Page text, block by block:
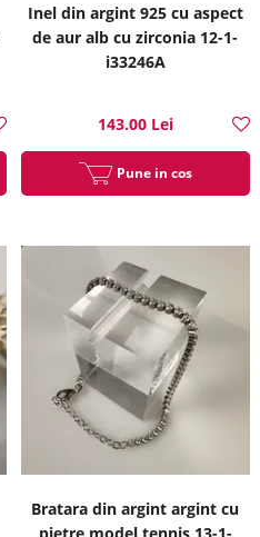
Inel din argint 925 cu aspect
de aur alb cu zirconia 12-1-
i33246A
143.00 Lei
Pune in cos
Bratara din argint argint cu